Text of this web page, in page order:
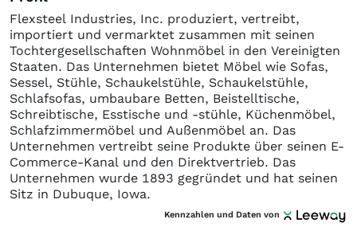
Flexsteel Industries, Inc. produziert, vertreibt,
importiert und vermarktet zusammen mit seinen
Tochtergesellschaften Wohnmöbel in den Vereinigten
Staaten. Das Unternehmen bietet Möbel wie Sofas,
Sessel, Stühle, Schaukelstühle, Schaukelstühle,
Schlafsofas, umbaubare Betten, Beistelltische,
Schreibtische, Esstische und -stühle, Küchenmöbel,
Schlafzimmermöbel und Außenmöbel an. Das
Unternehmen vertreibt seine Produkte über seinen E-
Commerce-Kanal und den Direktvertrieb. Das
Unternehmen wurde 1893 gegründet und hat seinen
Sitz in Dubuque, Iowa.
Kennzahlen und Daten von